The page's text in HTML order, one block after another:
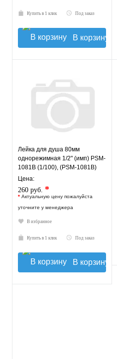
Купить в 1 клик Под заказ
В корзину
Лейка для душа 80мм
однорежимная 1/2" (имп) PSM-
1081B (1/100), (PSM-1081B)
Цена:
260 руб. *
* Актуальную цену пожалуйста
уточните у менеджера
В избранное
Купить в 1 клик Под заказ
В корзину